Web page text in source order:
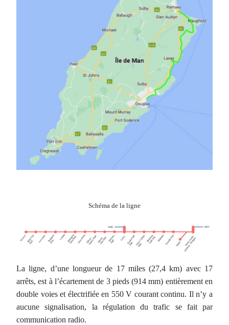
Schéma de la ligne
La ligne, d’une longueur de 17 miles (27,4 km) avec 17
arrêts, est à l’écartement de 3 pieds (914 mm) entièrement en
double voies et électrifiée en 550 V courant continu. Il n’y a
aucune signalisation, la régulation du trafic se fait par
communication radio.